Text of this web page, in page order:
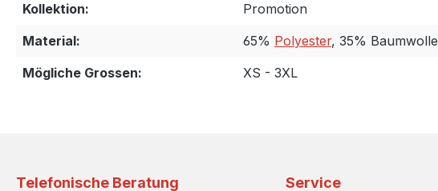
Kollektion:
Promotion
Material:
65% Polyester, 35% Baumwolle
Mögliche Grossen:
XS - 3XL
Telefonische Beratung Service